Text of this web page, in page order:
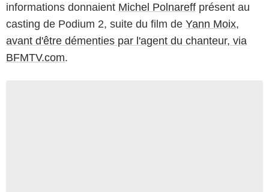
informations donnaient Michel Polnareff présent au
casting de Podium 2, suite du film de Yann Moix,
avant d'être démenties par l'agent du chanteur, via
BFMTV.com.